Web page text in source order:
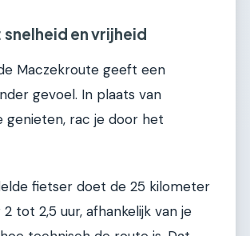
snelheid en vrijheid
Maczekroute geeft een
gevoel. In plaats van
genieten, rac je door het
fietser doet de 25 kilometer
tot 2,5 uur, afhankelijk van je